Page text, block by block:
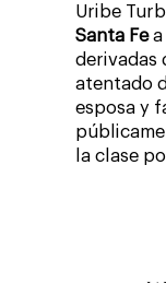
Uribe
Santa Fea
derivadas
atentado
esposa y
la clase